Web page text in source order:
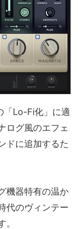
Lo-Fi化」に適
ログ風のエフェ
ドに追加するた
機器特有の温か
代のヴィンテー